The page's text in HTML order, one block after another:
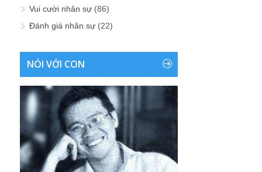
Vui cười nhân sự (86)
Đánh giá nhân sự (22)
NÓI VỚI CON